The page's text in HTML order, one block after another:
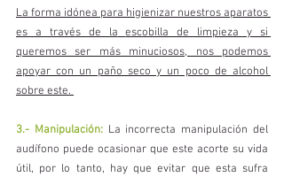
La forma idónea para higienizar nuestros aparatos
es a través de la escobilla de limpieza y si
queremos ser más minuciosos, nos podemos
apoyar con un paño seco y un poco de alcohol
sobre este.
3.- Manipulación: La incorrecta manipulación del
audífono puede ocasionar que este acorte su vida
útil, por lo tanto, hay que evitar que esta sufra